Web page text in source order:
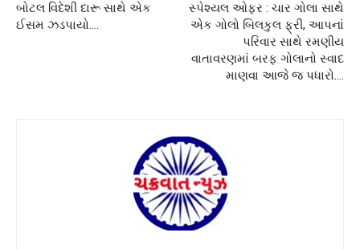
બોટલ વિદેશી દારૂ સાથે એક
ઈસમ ઝડપાયો….
સ્પેશ્યલ ઓફર : ચાર ગોલા સાથે
એક ગોલો બિલકુલ ફ્રી, આપનાં
પરિવાર સાથે રમણીય
વાતાવરણમાં બરફ ગોલાનો સ્વાદ
માણવા આજે જ પધારો….